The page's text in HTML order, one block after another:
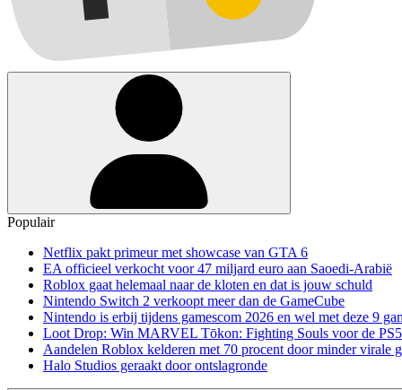
Populair
Netflix pakt primeur met showcase van GTA 6
EA officieel verkocht voor 47 miljard euro aan Saoedi-Arabië
Roblox gaat helemaal naar de kloten en dat is jouw schuld
Nintendo Switch 2 verkoopt meer dan de GameCube
Nintendo is erbij tijdens gamescom 2026 en wel met deze 9
Loot Drop: Win MARVEL Tōkon: Fighting Souls voor de PS5
Aandelen Roblox kelderen met 70 procent door minder virale
Halo Studios geraakt door ontslagronde